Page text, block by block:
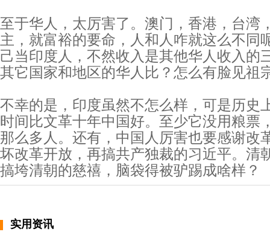
至于华人，太厉害了。澳门，香港，台湾
主，就富裕的要命，人和人咋就这么不同
己当印度人，不然收入是其他华人收入的
其它国家和地区的华人比？怎么有脸见祖
不幸的是，印度虽然不怎么样，可是历史
时间比文革十年中国好。至少它没用粮票
那么多人。还有，中国人厉害也要感谢改
坏改革开放，再搞共产独裁的习近平。清
搞垮清朝的慈禧，脑袋得被驴踢成啥样？
实用资讯